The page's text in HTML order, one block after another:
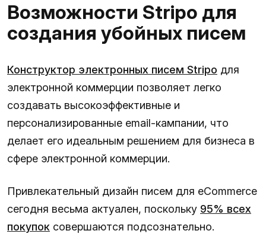
Возможности Stripo для
создания убойных писем
Конструктор электронных писем Stripo для
электронной коммерции позволяет легко
создавать высокоэффективные и
персонализированные email-кампании, что
делает его идеальным решением для бизнеса в
сфере электронной коммерции.
Привлекательный дизайн писем для eCommerce
сегодня весьма актуален, поскольку 95% всех
покупок совершаются подсознательно.